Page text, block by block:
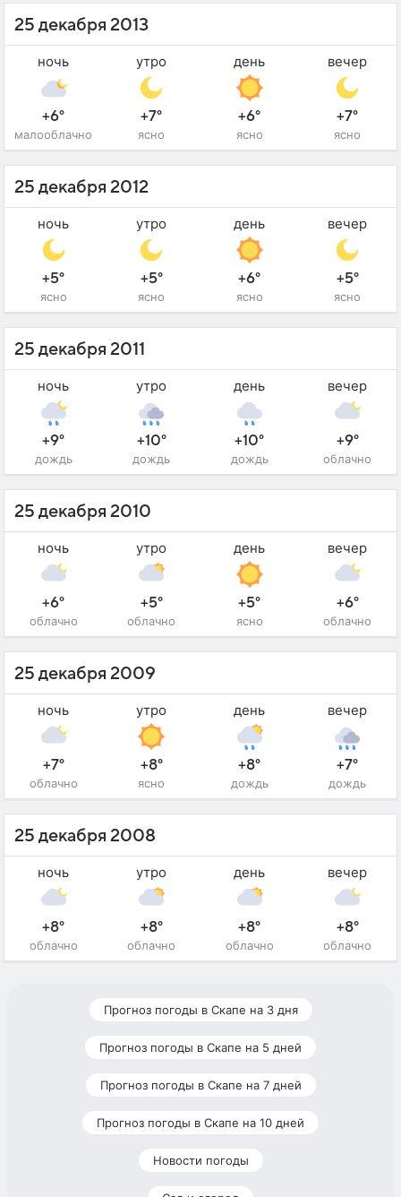
25 декабря 2013
ночь
+6°
малооблачно
утро
+7°
ясно
день
+6°
ясно
вечер
+7°
ясно
25 декабря 2012
ночь
+5°
ясно
утро
+5°
ясно
день
+6°
ясно
вечер
+5°
ясно
25 декабря 2011
ночь
+9°
дождь
утро
+10°
дождь
день
+10°
дождь
вечер
+9°
облачно
25 декабря 2010
ночь
+6°
облачно
утро
+5°
облачно
день
+5°
ясно
вечер
+6°
облачно
25 декабря 2009
ночь
+7°
облачно
утро
+8°
ясно
день
+8°
дождь
вечер
+7°
дождь
25 декабря 2008
ночь
+8°
облачно
утро
+8°
облачно
день
+8°
облачно
вечер
+8°
облачно
Прогноз погоды в Скапе на 3 дня
Прогноз погоды в Скапе на 5 дней
Прогноз погоды в Скапе на 7 дней
Прогноз погоды в Скапе на 10 дней
Новости погоды